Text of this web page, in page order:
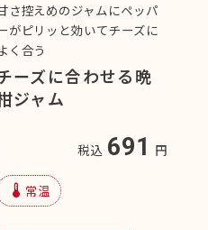
さ控えめのジャムにペッパ
がピリッと効いてチーズに
く合う
ーズに合わせる晩
ジャム
税込 691 円
device_thermostat 常温